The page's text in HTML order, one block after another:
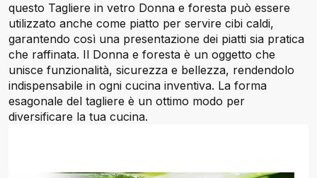
questo Tagliere in vetro Donna e foresta può essere
utilizzato anche come piatto per servire cibi caldi,
garantendo così una presentazione dei piatti sia pratica
che raffinata. Il Donna e foresta è un oggetto che
unisce funzionalità, sicurezza e bellezza, rendendolo
indispensabile in ogni cucina inventiva. La forma
esagonale del tagliere è un ottimo modo per
diversificare la tua cucina.